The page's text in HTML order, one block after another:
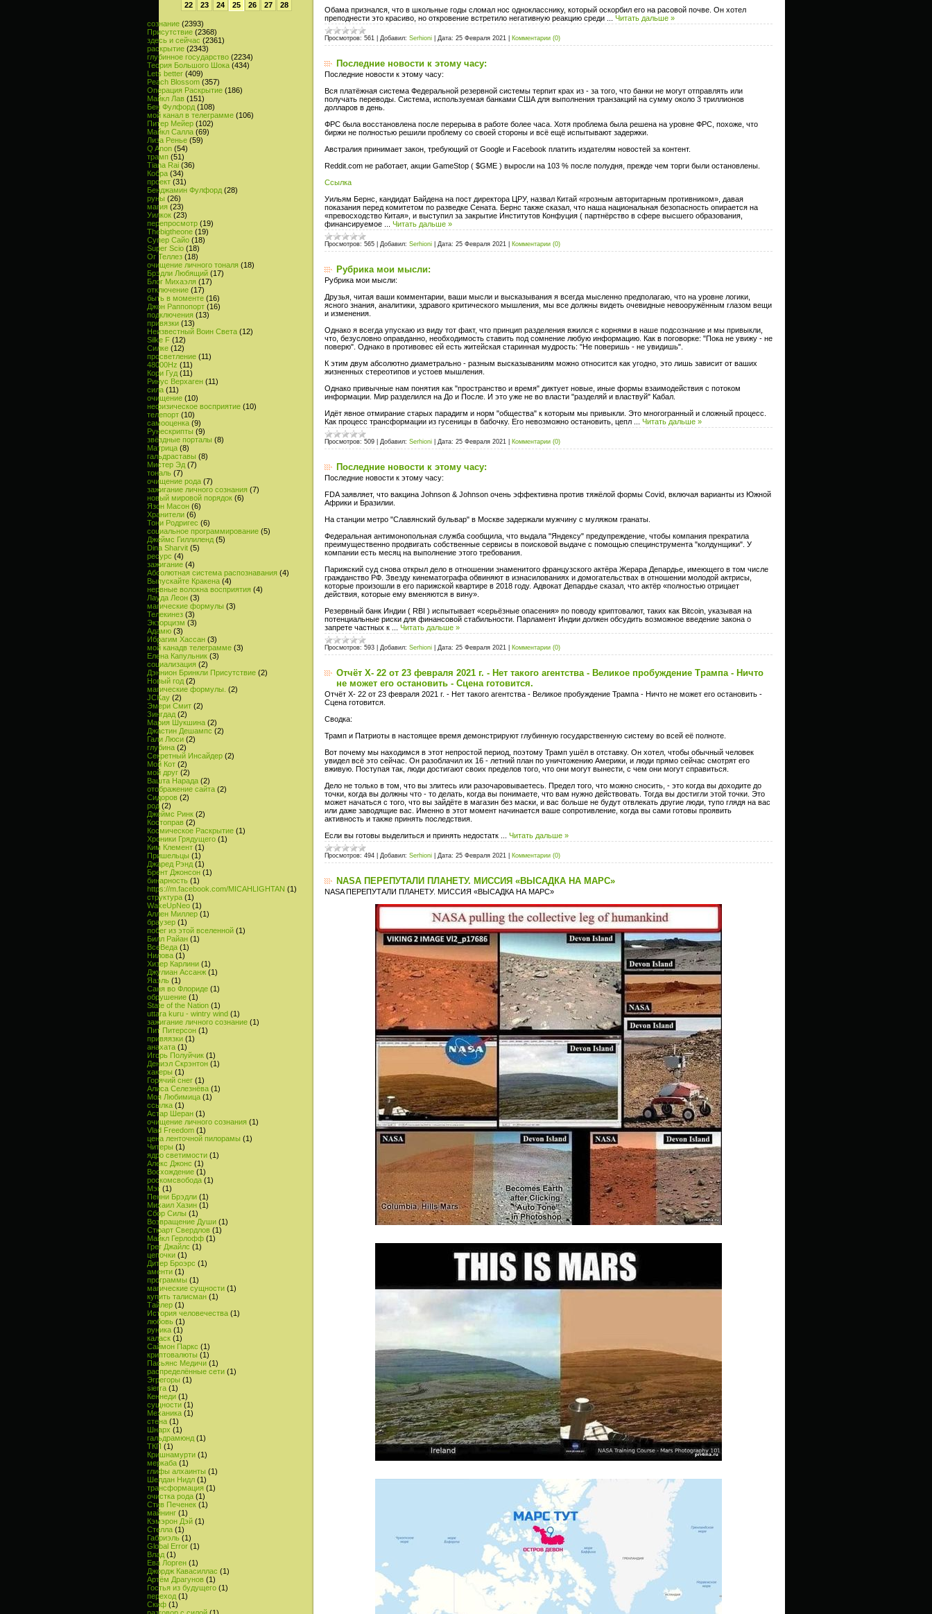
22
23 24 25 26 27 28
сознание (2393)
Присутствие (2368)
здесь и сейчас (2361)
раскрытие (2343)
глубинное государство (2234)
Теория Большого Шока (434)
Lets better (409)
Peach Blossom (357)
Операция Раскрытие (186)
Майкл Лав (151)
Бен Фулфорд (108)
мой канал в телеграмме (106)
Питер Мейер (102)
Майкл Салла (69)
Лиза Ренье (59)
Q Anon (54)
трамп (51)
Tiana Rai (36)
Кобра (34)
проект (31)
Бенджамин Фулфорд (28)
руны (26)
магия (23)
Уилкок (23)
перепросмотр (19)
Thebigtheone (19)
Супер Сайо (18)
Super Scio (18)
Ог Теллез (18)
очищение личного тоналя (18)
Брэдли Любящий (17)
Блог Михаэля (17)
отключение (17)
быть в моменте (16)
Джон Раппопорт (16)
подключения (13)
привязки (13)
Неизвестный Воин Света (12)
Silke F (12)
Силке (12)
просветление (11)
48000Hz (11)
Кори Гуд (11)
Ринус Верхаген (11)
сила (11)
очищение (10)
нефизическое восприятие (10)
телепорт (10)
самооценка (9)
Рунескрипты (9)
звёздные порталы (8)
Матрица (8)
гальдраставы (8)
Мистер Эд (7)
тональ (7)
очищение рода (7)
зажигание личного сознания (7)
новый мировой порядок (6)
Язон Масон (6)
Хранители (6)
Тони Родригес (6)
социальное программирование (5)
Джеймс Гиллиленд (5)
Dina Sharvit (5)
ресурс (4)
зажигание (4)
Абсолютная система распознавания (4)
Выпускайте Кракена (4)
нервные волокна восприятия (4)
Лауда Леон (3)
магические формулы (3)
Телекинез (3)
Экзорцизм (3)
Адамю (3)
Ибрагим Хассан (3)
мой канадв телеграмме (3)
Елена Капульник (3)
социализация (2)
Дэннион Бринкли Присутствие (2)
Новый год (2)
магические формулы. (2)
JCKay (2)
Эмери Смит (2)
Зингдад (2)
Мария Шукшина (2)
Джастин Дешампс (2)
Гали Люси (2)
глубина (2)
Секретный Инсайдер (2)
Мой Кот (2)
мой друг (2)
Вашта Нарада (2)
отображение сайта (2)
Сидоров (2)
род (2)
Джеймс Ринк (2)
Костоправ (2)
Космическое Раскрытие (1)
Хроники Грядущего (1)
Ким Клемент (1)
Пришельцы (1)
Джаред Рэнд (1)
Брент Джонсон (1)
бинарность (1)
https://m.facebook.com/MICAHLIGHTAN (1)
структура (1)
WakeUpNeo (1)
Аллен Миллер (1)
браузер (1)
побег из этой вселенной (1)
Билл Райан (1)
ВсеВеда (1)
Нилова (1)
Хизер Карлини (1)
Джулиан Ассанж (1)
Яаэль (1)
Саня во Флориде (1)
обрушение (1)
State of the Nation (1)
uttara kuru - wintry wind (1)
зажигание личного сознание (1)
Пит Питерсон (1)
привяязки (1)
анахата (1)
Игорь Полуйчик (1)
Дениэл Скрэнтон (1)
хакеры (1)
Горячий снег (1)
Алиса Селезнёва (1)
Моя Любимица (1)
ссылка (1)
Астар Шеран (1)
очищение личного сознания (1)
Vlad Freedom (1)
цена ленточной пилорамы (1)
Читеры (1)
ядро светимости (1)
Алекс Джонс (1)
Восхождение (1)
роскомсвобода (1)
Мэг (1)
Пенни Брэдли (1)
Михаил Хазин (1)
Сбор Силы (1)
Возвращение Души (1)
Стюарт Свердлов (1)
Майкл Герлофф (1)
Грег Джайлс (1)
цепочки (1)
Дитер Броэрс (1)
аменти (1)
программы (1)
магические сущности (1)
купить талисман (1)
Тайлер (1)
История человечества (1)
любовь (1)
руника (1)
каласк (1)
Саймон Паркс (1)
криптовалюты (1)
Пасьянс Медичи (1)
распределённые сети (1)
Эгрегоры (1)
sierra (1)
Кеннеди (1)
сущности (1)
Механика (1)
стена (1)
Шнарх (1)
гальдрамюнд (1)
ТКП (1)
Кришнамурти (1)
меркаба (1)
глифы алхаинты (1)
Шелдан Нидл (1)
трансформация (1)
очистка рода (1)
Стив Печенек (1)
майнинг (1)
Кэмэрон Дэй (1)
Стелла (1)
Габриэль (1)
Global Error (1)
Влад (1)
Ева Лорген (1)
Джордж Кавасиллас (1)
Артём Драгунов (1)
Гостья из будущего (1)
переход (1)
Скиф (1)
Обама признался, что в школьные годы сломал нос однокласснику, который оскорбил его на расовой почве. Он хотел
преподнести это красиво, но откровение встретило негативную реакцию среди
Читать дальше »
Просмотров: 561 Добавил: Serhioni Дата: 25 Февраля 2021 Комментарии (0)
Последние новости к этому часу:
Последние новости к этому часу:
Вся платёжная система Федеральной резервной системы терпит крах из - за того, что банки не могут отправлять или
получать переводы. Система, используемая банками США для выполнения транзакций на сумму около 3 триллионов
долларов в день.
ФРС была восстановлена после перерыва в работе более часа. Хотя проблема была решена на уровне ФРС, похоже, что
биржи не полностью решили проблему со своей стороны и всё ещё испытывают задержки.
Австралия принимает закон, требующий от Google и Facebook платить издателям новостей за контент.
Reddit.com не работает, акции GameStop ( $GME ) выросли на 103 % после полудня, прежде чем торги были остановлены.
Ссылка
Уильям Бернс, кандидат Байдена на пост директора ЦРУ, назвал Китай «грозным авторитарным противником», давая
показания перед комитетом по разведке Сената. Бернс также сказал, что наша национальная безопасность опирается на
«превосходство Китая», и выступил за закрытие Институтов Конфуция ( партнёрство в сфере высшего образования,
финансируемое
Читать дальше »
Просмотров: 565 Добавил: Serhioni Дата: 25 Февраля 2021 Комментарии (0)
Рубрика мои мысли:
Рубрика мои мысли:
Друзья, читая ваши комментарии, ваши мысли и высказывания я всегда мысленно предполагаю, что на уровне логики,
ясного знания, аналитики, здравого критического мышления, мы все должны видеть очевидные невооружённым глазом вещи
и изменения.
Однако я всегда упускаю из виду тот факт, что принцип разделения вжился с корнями в наше подсознание и мы привыкли,
что, безусловно оправданно, необходимость ставить под сомнение любую информацию. Как в поговорке: "Пока не увижу - не
поверю". Однако в противовес ей есть житейская старинная мудрость: "Не поверишь - не увидишь".
К этим двум абсолютно диаметрально - разным высказываниям можно относится как угодно, это лишь зависит от ваших
жизненных стереотипов и устоев мышления.
Однако привычные нам понятия как "пространство и время" диктует новые, иные формы взаимодействия с потоком
информации. Мир разделился на До и После. И это уже не во власти "разделяй и властвуй" Кабал.
Идёт явное отмирание старых парадигм и норм "общества" к которым мы привыкли. Это многогранный и сложный процесс.
Как процесс трансформации из гусеницы в бабочку. Его невозможно остановить, цепл
Читать дальше »
Просмотров: 509 Добавил: Serhioni Дата: 25 Февраля 2021 Комментарии (0)
Последние новости к этому часу:
Последние новости к этому часу:
FDA заявляет, что вакцина Johnson & Johnson очень эффективна против тяжёлой формы Covid, включая варианты из Южной
Африки и Бразилии.
На станции метро "Славянский бульвар" в Москве задержали мужчину с муляжом гранаты.
Федеральная антимонопольная служба сообщила, что выдала "Яндексу" предупреждение, чтобы компания прекратила
преимущественно продвигать собственные сервисы в поисковой выдаче с помощью специнструмента "колдунщики". У
компании есть месяц на выполнение этого требования.
Парижский суд снова открыл дело в отношении знаменитого французского актёра Жерара Депардье, имеющего в том числе
гражданство РФ. Звезду кинематографа обвиняют в изнасилованиях и домогательствах в отношении молодой актрисы,
которые произошли в его парижской квартире в 2018 году. Адвокат Депардье сказал, что актёр «полностью отрицает
действия, которые ему вменяются в вину».
Резервный банк Индии ( RBI ) испытывает «серьёзные опасения» по поводу криптовалют, таких как Bitcoin, указывая на
потенциальные риски для финансовой стабильности. Парламент Индии должен обсудить возможное введение закона о
запрете частных к
Читать дальше »
Просмотров: 593 Добавил: Serhioni Дата: 25 Февраля 2021 Комментарии (0)
Отчёт X- 22 от 23 февраля 2021 г. - Нет такого агентства - Великое пробуждение Трампа - Ничто
не может его остановить - Сцена готовится.
Отчёт X- 22 от 23 февраля 2021 г. - Нет такого агентства - Великое пробуждение Трампа - Ничто не может его остановить -
Сцена готовится.
Сводка:
Трамп и Патриоты в настоящее время демонстрируют глубинную государственную систему во всей её полноте.
Вот почему мы находимся в этот непростой период, поэтому Трамп ушёл в отставку. Он хотел, чтобы обычный человек
увидел всё это сейчас. Он разоблачил их 16 - летний план по уничтожению Америки, и люди прямо сейчас смотрят его
вживую. Поступая так, люди достигают своих пределов того, что они могут вынести, с чем они могут справиться.
Дело не только в том, что вы злитесь или разочаровываетесь. Предел того, что можно сносить, - это когда вы доходите до
точки, когда вы должны что - то делать, когда вы понимаете, что вам нужно действовать. Тогда вы достигли этой точки. Это
может начаться с того, что вы зайдёте в магазин без маски, и вас больше не будут отвлекать другие люди, тупо глядя на вас
или даже заводящие вас. Именно в этот момент начинается ваше сопротивление, когда вы сами готовы проявить
активность и также принять последствия.
Если вы готовы выделиться и принять недостатк
Читать дальше »
Просмотров: 494 Добавил: Serhioni Дата: 25 Февраля 2021 Комментарии (0)
NASA ПЕРЕПУТАЛИ ПЛАНЕТУ. МИССИЯ «ВЫСАДКА НА МАРС»
NASA ПЕРЕПУТАЛИ ПЛАНЕТУ. МИССИЯ «ВЫСАДКА НА МАРС»